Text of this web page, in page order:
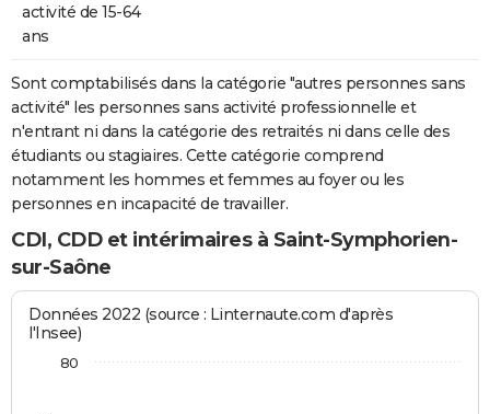
activité de 15-64
ans
Sont comptabilisés dans la catégorie "autres personnes sans
activité" les personnes sans activité professionnelle et
n'entrant ni dans la catégorie des retraités ni dans celle des
étudiants ou stagiaires. Cette catégorie comprend
notamment les hommes et femmes au foyer ou les
personnes en incapacité de travailler.
CDI, CDD et intérimaires à Saint-Symphorien-
sur-Saône
Données 2022 (source : Linternaute.com d'après
l'Insee)
80